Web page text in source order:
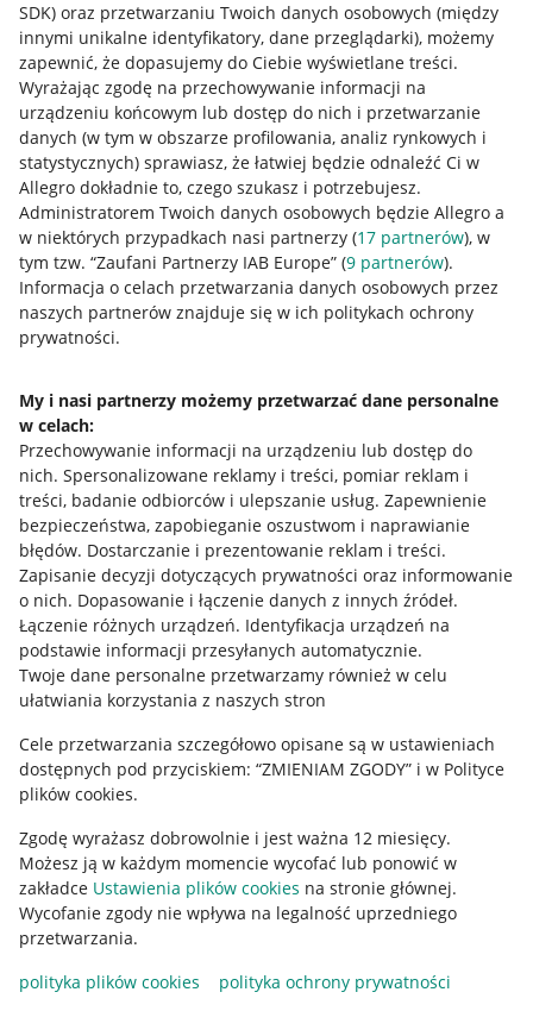
SDK) oraz przetwarzaniu Twoich danych osobowych (między
innymi unikalne identyfikatory, dane przeglądarki), możemy
zapewnić, że dopasujemy do Ciebie wyświetlane treści.
Wyrażając zgodę na przechowywanie informacji na
urządzeniu końcowym lub dostęp do nich i przetwarzanie
danych (w tym w obszarze profilowania, analiz rynkowych i
statystycznych) sprawiasz, że łatwiej będzie odnaleźć Ci w
Allegro dokładnie to, czego szukasz i potrzebujesz.
Administratorem Twoich danych osobowych będzie Allegro a
w niektórych przypadkach nasi partnerzy (17 partnerów), w
tym tzw. “Zaufani Partnerzy IAB Europe” (9 partnerów).
Informacja o celach przetwarzania danych osobowych przez
naszych partnerów znajduje się w ich politykach ochrony
prywatności.
My i nasi partnerzy możemy przetwarzać dane personalne
w celach:
Przechowywanie informacji na urządzeniu lub dostęp do
nich. Spersonalizowane reklamy i treści, pomiar reklam i
treści, badanie odbiorców i ulepszanie usług. Zapewnienie
bezpieczeństwa, zapobieganie oszustwom i naprawianie
błędów. Dostarczanie i prezentowanie reklam i treści.
Zapisanie decyzji dotyczących prywatności oraz informowanie
o nich. Dopasowanie i łączenie danych z innych źródeł.
Łączenie różnych urządzeń. Identyfikacja urządzeń na
podstawie informacji przesyłanych automatycznie.
Twoje dane personalne przetwarzamy również w celu
ułatwiania korzystania z naszych stron
Cele przetwarzania szczegółowo opisane są w ustawieniach
dostępnych pod przyciskiem: “ZMIENIAM ZGODY” i w Polityce
plików cookies.
Zgodę wyrażasz dobrowolnie i jest ważna 12 miesięcy.
Możesz ją w każdym momencie wycofać lub ponowić w
zakładce Ustawienia plików cookies na stronie głównej.
Wycofanie zgody nie wpływa na legalność uprzedniego
przetwarzania.
polityka plików cookies
polityka ochrony prywatności
Przydatne informacje
Jak to działa
Allegro Gadane dla sprzedających
Allegro Gadane dla kupujących
Mapa miejscowości
Informacje prawne
Regulamin
Polityka plików "cookies"
Ustawienia plików "cookies"
Udostępnianie lokalizacji
Informacje dla Aktu o Usługach Cyfrowych
Pobierz aplikację